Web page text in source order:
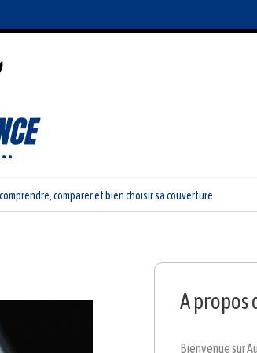
comparer et bien choisir sa couverture
A propos
Bienvenue sur